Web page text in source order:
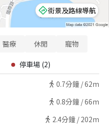
街景及路線導航
醫療 休閒 寵物
停車場 (2)
0.7分鐘 /62m
0.8分鐘 /66m
2.4分鐘 / 202m